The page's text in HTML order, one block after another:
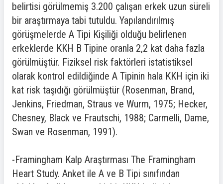
belirtisi görülmemiş 3.200 çalışan erkek uzun süreli
bir araştırmaya tabi tutuldu. Yapılandırılmış
görüşmelerde A Tipi Kişiliği olduğu belirlenen
erkeklerde KKH B Tipine oranla 2,2 kat daha fazla
görülmüştür. Fiziksel risk faktörleri istatistiksel
olarak kontrol edildiğinde A Tipinin hala KKH için iki
kat risk taşıdığı görülmüştür (Rosenman, Brand,
Jenkins, Friedman, Straus ve Wurm, 1975; Hecker,
Chesney, Black ve Frautschi, 1988; Carmelli, Dame,
Swan ve Rosenman, 1991).
-Framingham Kalp Araştırması The Framingham
Heart Study. Anket ile A ve B Tipi sınıfından